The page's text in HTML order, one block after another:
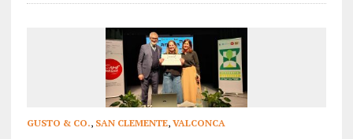
GUSTO & CO., SAN CLEMENTE, VALCONCA